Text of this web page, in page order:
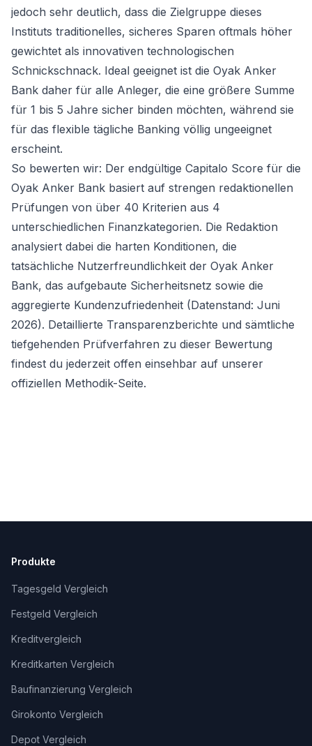
jedoch sehr deutlich, dass die Zielgruppe dieses
Instituts traditionelles, sicheres Sparen oftmals höher
gewichtet als innovativen technologischen
Schnickschnack. Ideal geeignet ist die Oyak Anker
Bank daher für alle Anleger, die eine größere Summe
für 1 bis 5 Jahre sicher binden möchten, während sie
für das flexible tägliche Banking völlig ungeeignet
erscheint.
So bewerten wir: Der endgültige Capitalo Score für die
Oyak Anker Bank basiert auf strengen redaktionellen
Prüfungen von über 40 Kriterien aus 4
unterschiedlichen Finanzkategorien. Die Redaktion
analysiert dabei die harten Konditionen, die
tatsächliche Nutzerfreundlichkeit der Oyak Anker
Bank, das aufgebaute Sicherheitsnetz sowie die
aggregierte Kundenzufriedenheit (Datenstand: Juni
2026). Detaillierte Transparenzberichte und sämtliche
tiefgehenden Prüfverfahren zu dieser Bewertung
findest du jederzeit offen einsehbar auf unserer
offiziellen Methodik-Seite.
Produkte
Tagesgeld Vergleich
Festgeld Vergleich
Kreditvergleich
Kreditkarten Vergleich
Baufinanzierung Vergleich
Girokonto Vergleich
Depot Vergleich